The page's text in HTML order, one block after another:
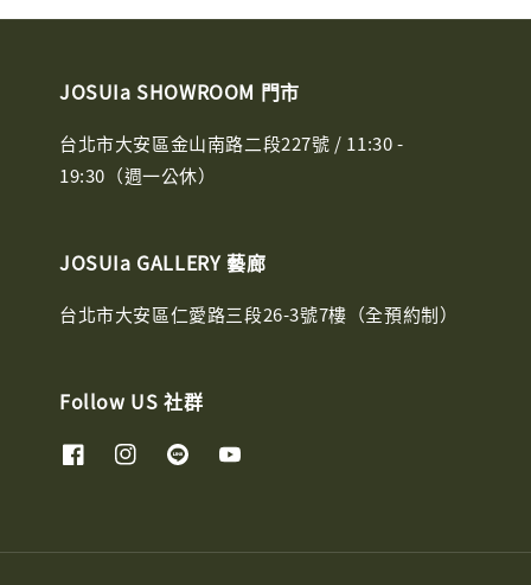
JOSUIa SHOWROOM 門市
台北市大安區金山南路二段227號 / 11:30 -
19:30（週一公休）
JOSUIa GALLERY 藝廊
台北市大安區仁愛路三段26-3號7樓（全預約制）
Follow US 社群